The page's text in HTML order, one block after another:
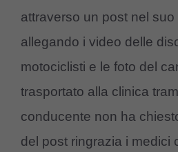
attraverso un post nel
allegando i video delle
motociclisti e le foto del
trasportato alla clinica
conducente non ha
del post ringrazia i medici